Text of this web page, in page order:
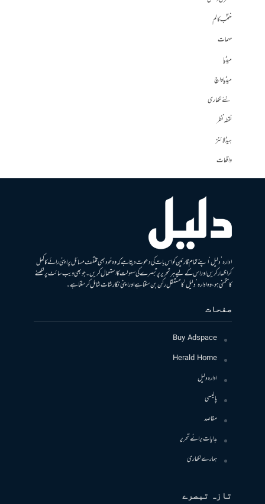
منتخب کالم
مہمات
میڈیا
میڈیا واچ
نئے لکھاری
نقطہ نظر
ہیڈلائنز
واقعات
ادارہ ’دلیل‘ اپنے تمام قارئین کو اس بات کی دعوت دیتا ہے کہ وہ خود بھی مختلف مسائل پر اپنی رائے کا کھل
کر اظہار کریں اور اس کے لیے ہر تحریر پر تبصرے کی سہولت کا استعمال کریں۔ جو بھی ویب سائٹ پر لکھنے
کا متمنی ہو، وہ ادارہ ’دلیل‘ کا مستقل رکن بن سکتا ہے اور اپنی نگارشات شامل کرسکتا ہے۔
صفحات
Buy Adspace
Herald Home
ادارہ دلیل
پالیسی
مقاصد
ہدایات برائے تحریر
ہمارے لکھاری
تازہ تبصرے